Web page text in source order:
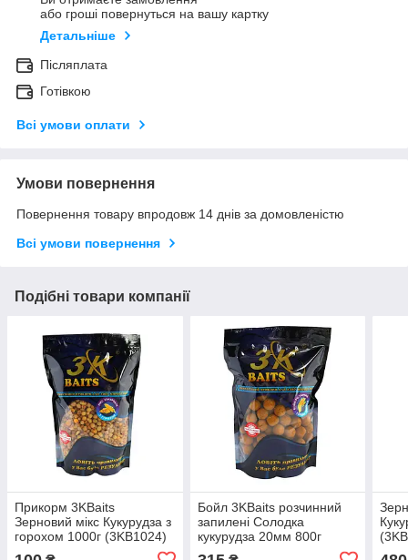
або гроші повернуться на вашу картку
Детальніше
Післяплата
Готівкою
Всі умови оплати
Умови повернення
Повернення товару впродовж 14 днів за домовленістю
Всі умови повернення
Подібні товари компанії
Прикорм 3KBaits
Зерновий мікс Кукурудза з
горохом 1000г (3KB1024)
Бойл 3KBaits розчинний
запилені Солодка
кукурудза 20мм 800г